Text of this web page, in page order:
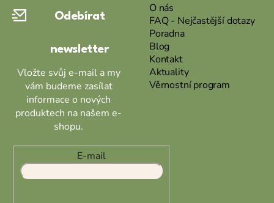
Odebírat
newsletter
Vložte svůj e-mail a my
vám budeme zasílat
informace o nových
produktech na našem e-
shopu.
E-mail
O nás
FAQ - Nejčastější dotazy
Poradna
Blog
Kontakt
Aktuality
Věrnostní program